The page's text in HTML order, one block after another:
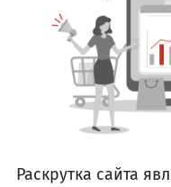
Раскрутка сайта